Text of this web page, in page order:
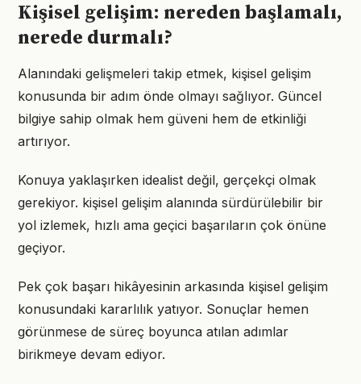
Kişisel gelişim: nereden başlamalı,
nerede durmalı?
Alanındaki gelişmeleri takip etmek, kişisel gelişim
konusunda bir adım önde olmayı sağlıyor. Güncel
bilgiye sahip olmak hem güveni hem de etkinliği
artırıyor.
Konuya yaklaşırken idealist değil, gerçekçi olmak
gerekiyor. kişisel gelişim alanında sürdürülebilir bir
yol izlemek, hızlı ama geçici başarıların çok önüne
geçiyor.
Pek çok başarı hikâyesinin arkasında kişisel gelişim
konusundaki kararlılık yatıyor. Sonuçlar hemen
görünmese de süreç boyunca atılan adımlar
birikmeye devam ediyor.